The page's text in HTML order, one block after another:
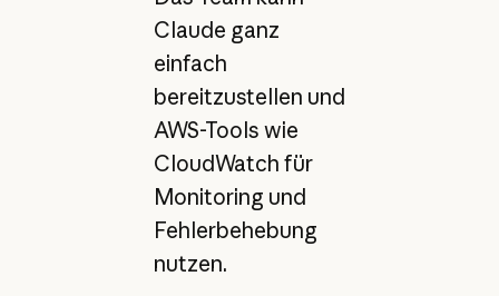
Claude ganz
einfach
bereitzustellen und
AWS-Tools wie
CloudWatch für
Monitoring und
Fehlerbehebung
nutzen.